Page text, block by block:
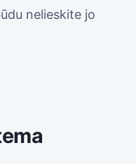
nelieskite jo